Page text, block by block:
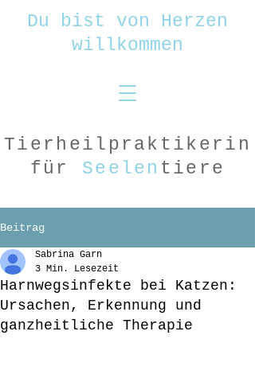
Tierheilpraktikerin
für Seelen tiere
Du bist von Herzen
willkommen
Beitrag
Harnwegsinfekte bei Katzen:
Ursachen, Erkennung und
ganzheitliche Therapie
Sabrina Garn
3 Min. Lesezeit